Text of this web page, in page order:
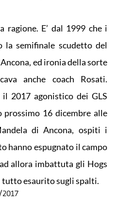
ragione. E’ dal 1999 che i
la semifinale scudetto del
ed ironia della sorte
anche coach Rosati.
il 2017 agonistico dei GLS
16 dicembre alle
di Ancona, ospiti i
hanno espugnato il campo
allora imbattuta gli Hogs
tutto esaurito sugli spalti.